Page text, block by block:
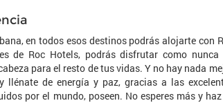
en todos esos destinos podrás alojarte con
de Roc Hotels, podrás disfrutar como nunca
para el resto de tus vidas. Y no hay nada
de energía y paz, gracias a las
por el mundo, poseen. No esperes más y